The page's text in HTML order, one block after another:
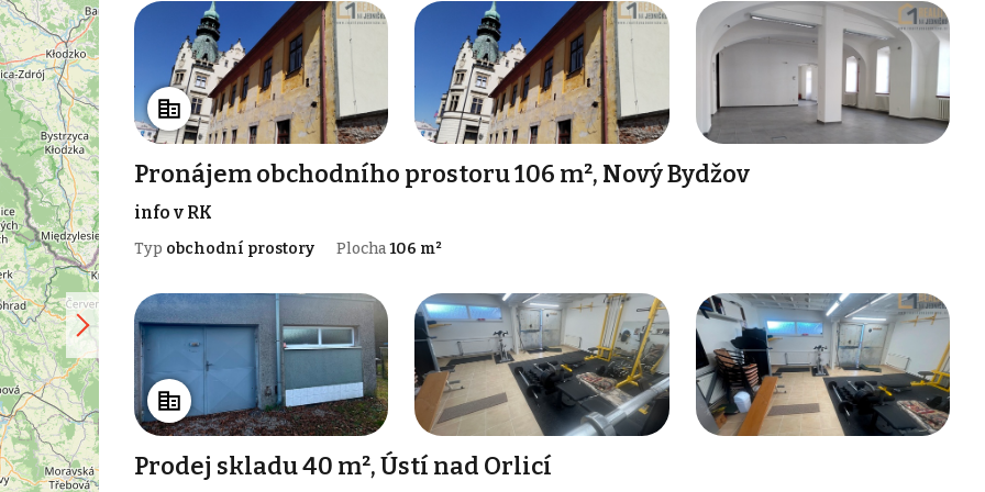
Pronájem obchodního prostoru 106 m², Nový Bydžov
info v RK
Typ obchodní prostory Plocha106 m²
Prodej skladu 40 m², Ústí nad Orlicí